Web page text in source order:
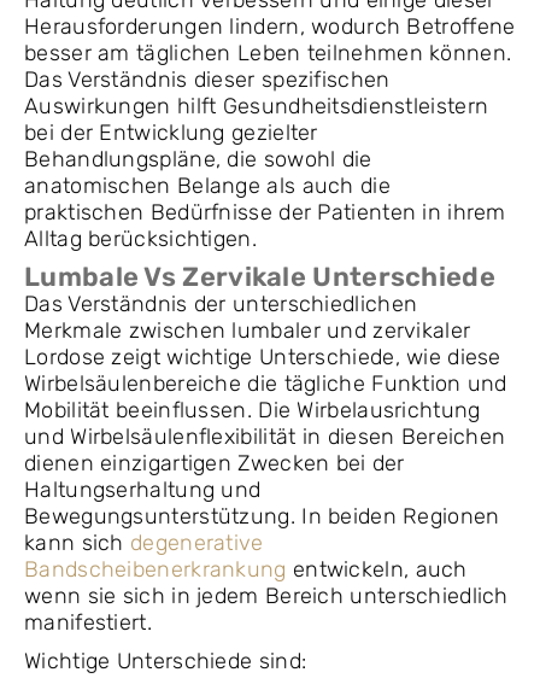
Herausforderungen lindern, wodurch Betroffene
besser am täglichen Leben teilnehmen können.
Das Verständnis dieser spezifischen
Auswirkungen hilft Gesundheitsdienstleistern
bei der Entwicklung gezielter
Behandlungspläne, die sowohl die
anatomischen Belange als auch die
praktischen Bedürfnisse der Patienten in ihrem
Alltag berücksichtigen.
Lumbale Vs Zervikale Unterschiede
Das Verständnis der unterschiedlichen
Merkmale zwischen lumbaler und zervikaler
Lordose zeigt wichtige Unterschiede, wie diese
Wirbelsäulenbereiche die tägliche Funktion und
Mobilität beeinflussen. Die Wirbelausrichtung
und Wirbelsäulenflexibilität in diesen Bereichen
dienen einzigartigen Zwecken bei der
Haltungserhaltung und
Bewegungsunterstützung. In beiden Regionen
kann sich degenerative
Bandscheibenerkrankung entwickeln, auch
wenn sie sich in jedem Bereich unterschiedlich
manifestiert.
Wichtige Unterschiede sind: